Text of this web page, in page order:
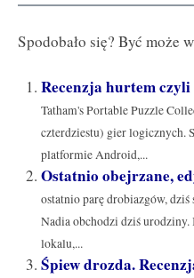
Spodobało się? Być może
Recenzja hurtem czyli
Tatham's Portable Puzzle
czterdziestu) gier logicznych.
platformie Android,...
Ostatnio obejrzane,
ostatnio parę drobiazgów,
Nadia obchodzi dziś urodziny.
lokalu,...
Śpiew drozda.